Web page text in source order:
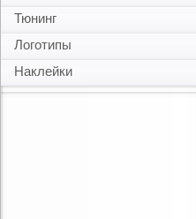
Тюнинг
Логотипы
Наклейки